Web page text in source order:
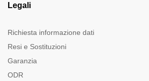
Legali
Richiesta informazione dati
Resi e Sostituzioni
Garanzia
ODR